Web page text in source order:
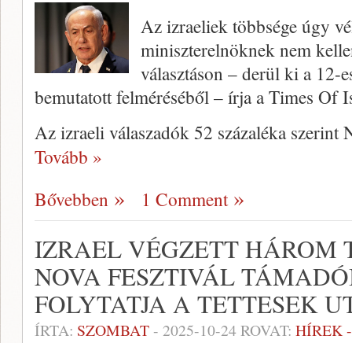
Az izraeliek többsége úgy
miniszterelnöknek nem
választáson – derül ki a 12-
bemutatott felméréséből – írja a Times Of
Az izraeli válaszadók 52 százaléka szerint
Tovább »
Bővebben
1 Comment
IZRAEL VÉGZETT HÁROM
NOVA FESZTIVÁL
FOLYTATJA A TETTESEK
ÍRTA: SZOMBAT- 2025-10-24ROVAT: HÍREK